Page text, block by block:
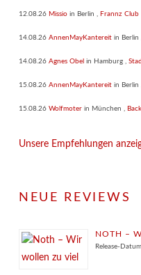
12.08.26 Missio in Berlin , Frannz Club
14.08.26 AnnenMayKantereit in Berlin
14.08.26 Agnes Obel in Hamburg ,
15.08.26 AnnenMayKantereit in Berlin
15.08.26 Wolfmoter in München ,
Unsere Empfehlungen
NEUE REVIEWS
NOTH –
Release-